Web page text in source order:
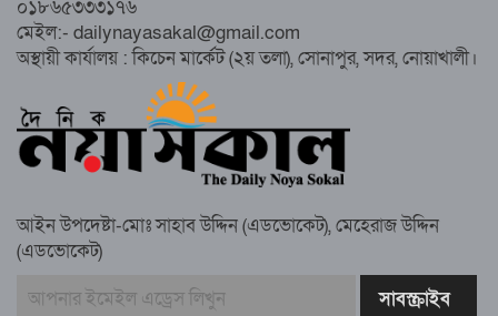
চেয়ারম্যান গ্রেপ্তার
গাউসিয়া কমিটির সম্পাদক কামাল হোসাইনের
স্মরণ সভায় মিলাদ ও দোয়া
কামরুল কাননের ছবি বিকৃত করে অপপ্রচারের
০১৮৬৫৩৩৩১৭৬
মেইল:- dailynayasakal@gmail.com
অস্থায়ী কার্যালয় : কিচেন মার্কেট (২য় তলা), সোনাপুর, সদর, নোয়াখালী।
আইন উপদেষ্টা-মোঃ সাহাব উদ্দিন (এডভোকেট), মেহেরাজ উদ্দিন
(এডভোকেট)